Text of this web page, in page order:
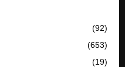
(92)
(653)
(19)